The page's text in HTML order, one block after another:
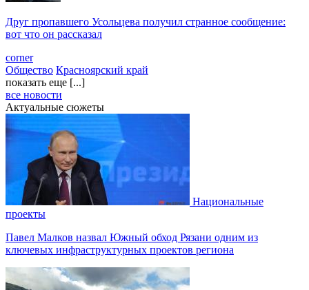
Друг пропавшего Усольцева получил странное сообщение:
вот что он рассказал
corner
Общество Красноярский край
показать еще [...]
все новости
Актуальные сюжеты
Национальные
проекты
Павел Малков назвал Южный обход Рязани одним из
ключевых инфраструктурных проектов региона